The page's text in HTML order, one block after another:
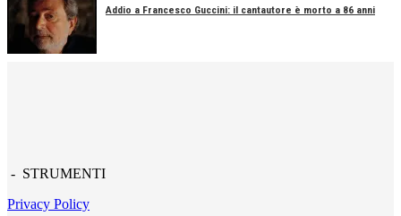
Addio a Francesco Guccini: il cantautore è morto a 86 anni
- STRUMENTI
Privacy Policy